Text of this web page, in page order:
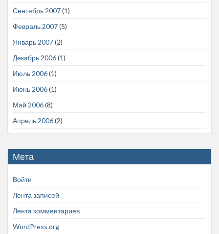
Сентябрь 2007(1)
Февраль 2007(5)
Январь 2007(2)
Декабрь 2006(1)
Июль 2006(1)
Июнь 2006(1)
Май 2006(8)
Апрель 2006(2)
Мета
Войти
Лента записей
Лента комментариев
WordPress.org